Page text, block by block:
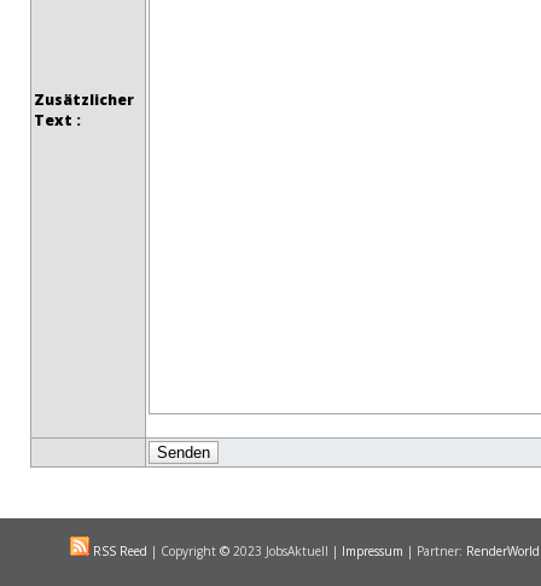
Zusätzlicher
Text :
RSS Reed | Copyright © 2023 JobsAktuell | Impressum | Partner: RenderWorld